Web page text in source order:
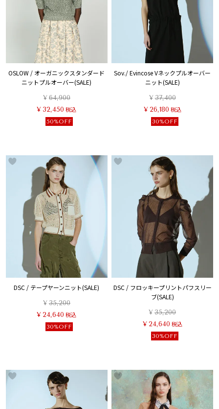
OSLOW / オーガニックスタンダード
ニットプルオーバー(SALE)
¥64,900
¥ 32,450 税込
50%OFF
Sov./ Evincose Vネックプルオーバー
ニット(SALE)
¥37,400
¥ 26,180 税込
30%OFF
DSC / テープヤーンニット(SALE)
¥35,200
¥ 24,640 税込
30%OFF
DSC / フロッキープリントパフスリー
ブ(SALE)
¥35,200
¥ 24,640 税込
30%OFF